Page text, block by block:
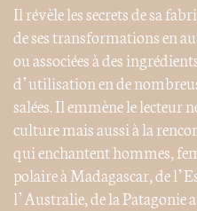
Il révèle les secrets de sa
de ses transformations en
ou associées à des
d’utilisation en de
salées. Il emmène le lecteur
culture mais aussi à la
qui enchantent hommes,
polaire à Madagascar, de
l’Australie, de la Patagonie